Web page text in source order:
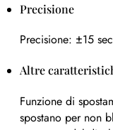
Precisione
Precisione: ±15
Altre
Funzione di
spostano per non